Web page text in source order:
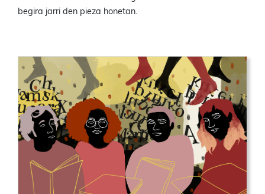
begira jarri den pieza honetan.